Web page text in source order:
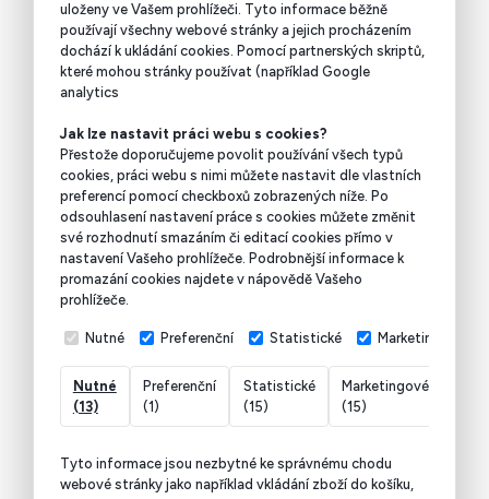
uloženy ve Vašem prohlížeči. Tyto informace běžně
používají všechny webové stránky a jejich procházením
dochází k ukládání cookies. Pomocí partnerských skriptů,
které mohou stránky používat (například Google
analytics
Jak lze nastavit práci webu s cookies?
Přestože doporučujeme povolit používání všech typů
cookies, práci webu s nimi můžete nastavit dle vlastních
preferencí pomocí checkboxů zobrazených níže. Po
odsouhlasení nastavení práce s cookies můžete změnit
své rozhodnutí smazáním či editací cookies přímo v
nastavení Vašeho prohlížeče. Podrobnější informace k
promazání cookies najdete v nápovědě Vašeho
prohlížeče.
Nutné Preferenční Statistické Marketingové
Nutné
(13)
Preferenční
(1)
Statistické
(15)
Marketingové
(15)
Tyto informace jsou nezbytné ke správnému chodu
webové stránky jako například vkládání zboží do košíku,